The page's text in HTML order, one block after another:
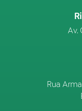
Av.
Rua